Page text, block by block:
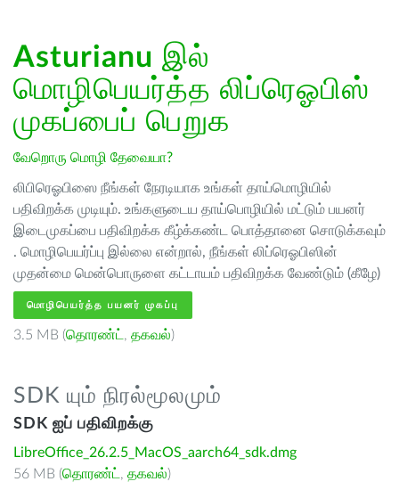
Asturianu இல்
மொழிபெயர்த்த லிப்ரெஓபிஸ்
முகப்பைப் பெறுக
வேறொரு மொழி தேவையா?
லிபிரெஓபிஸை நீங்கள் நேரடியாக உங்கள் தாய்மொழியில்
பதிவிறக்க முடியும். உங்களுடைய தாய்பொழியில் மட்டும் பயனர்
இடைமுகப்பை பதிவிறக்க கீழ்க்கண்ட பொத்தானை சொடுக்கவும்
. மொழிபெயர்ப்பு இல்லை என்றால், நீங்கள் லிப்ரெஓபிஸின்
முதன்மை மென்பொருளை கட்டாயம் பதிவிறக்க வேண்டும் (கீழே)
மொழிபெயர்த்த பயனர் முகப்பு
3.5 MB (தொரண்ட் , தகவல்)
SDK யும் நிரல்மூலமும்
SDK ஐப் பதிவிறக்கு
LibreOffice_26.2.5_MacOS_aarch64_sdk.dmg
56 MB (தொரண்ட் , தகவல்)